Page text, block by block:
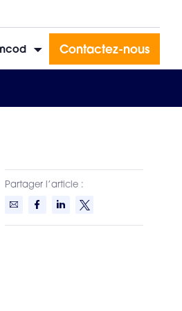
Contactez-nous
Partager l’article :